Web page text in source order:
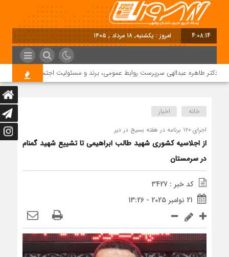
4:08:15 امروز : یکشنبه, ۱۸ مرداد , ۱۴۰۵
دکتر طاهره عبدالهی سرپرست روابط عمومی، برند و مسئولیت اجتماعی دماوند انرژی
خانه اخبار
اجرای ۱۲۰ برنامه‌ در هفته بسیج در دیر
از اجلاسیه کشوری شهید طالب ابراهیمی تا تشییع شهید گمنام
در سرمستان
کد خبر : 3427
21 نوامبر 2025 - 13:26